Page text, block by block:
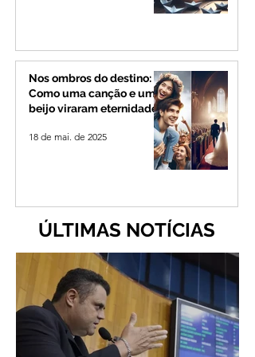
Nos ombros do destino:
Como uma canção e um
beijo viraram eternidade
18 de mai. de 2025
ÚLTIMAS NOTÍCIAS